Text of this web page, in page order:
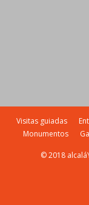
Visitas guiadas
Monumentos
© 2018